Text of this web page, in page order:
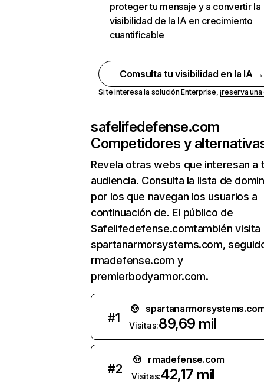
proteger tu mensaje y a convertir la
visibilidad de la IA en crecimiento
cuantificable
Comsulta tu visibilidad en la IA →
Si te interesa la solución Enterprise,¡reserva
safelifedefense.com
Competidores y
Revela otras webs que interesan a
audiencia. Consulta la lista de
por los que navegan los usuarios a
continuación de. El público de
Safelifedefense.comtambién visita
spartanarmorsystems.com,
rmadefense.com y
premierbodyarmor.com.
#1
Visitas:89,69 mil
#2
rmadefense.com
Visitas:42,17 mil